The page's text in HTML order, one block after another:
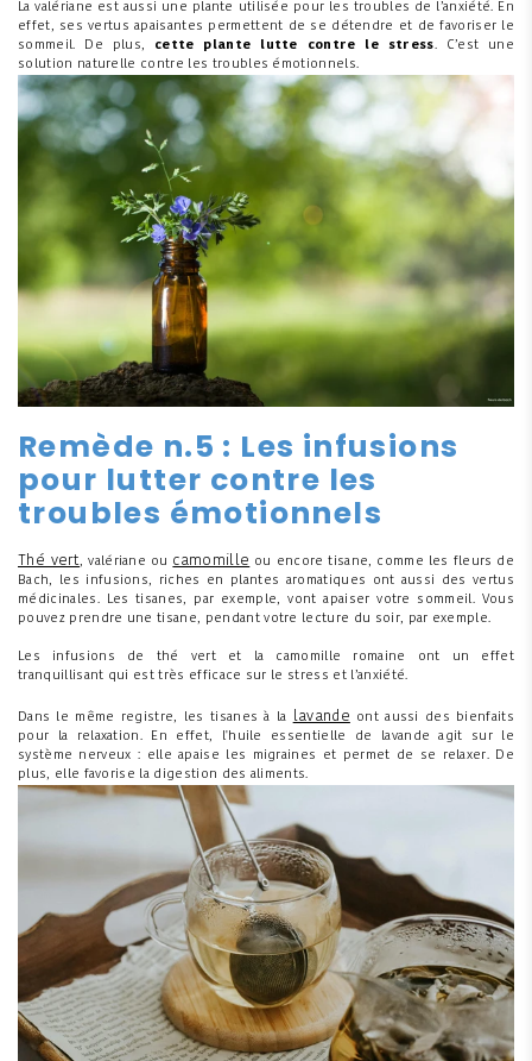
La valériane est aussi une plante utilisée pour les troubles de l’anxiété. En
effet, ses vertus apaisantes permettent de se détendre et de favoriser le
sommeil. De plus, cette plante lutte contre le stress. C’est une
solution naturelle contre les troubles émotionnels.
Remède n.5 : Les infusions
pour lutter contre les
troubles émotionnels
Thé vert, valériane ou camomille ou encore tisane, comme les fleurs de
Bach, les infusions, riches en plantes aromatiques ont aussi des vertus
médicinales. Les tisanes, par exemple, vont apaiser votre sommeil. Vous
pouvez prendre une tisane, pendant votre lecture du soir, par exemple.
Les infusions de thé vert et la camomille romaine ont un effet
tranquillisant qui est très efficace sur le stress et l’anxiété.
Dans le même registre, les tisanes à la lavande ont aussi des bienfaits
pour la relaxation. En effet, l'huile essentielle de lavande agit sur le
système nerveux : elle apaise les migraines et permet de se relaxer. De
plus, elle favorise la digestion des aliments.